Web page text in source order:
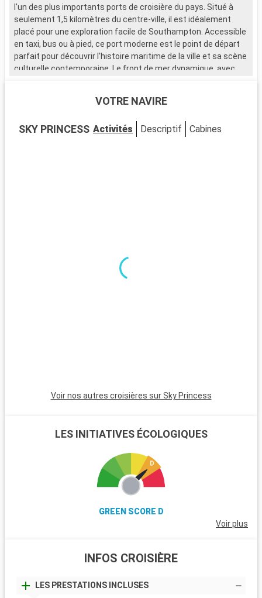
l'un des plus importants ports de croisière du pays. Situé à
seulement 1,5 kilomètres du centre-ville, il est idéalement
placé pour une exploration facile de Southampton. Accessible
en taxi, bus ou à pied, ce port moderne est le point de départ
parfait pour découvrir l'histoire maritime de la ville et sa scène
culturelle contemporaine. Le front de mer dynamique, avec
Southampton, ville portuaire chargée d'histoire, est riche en
Les environs de Southampton proposent de nombreuses
excursions. Le parc national de New Forest, proche de la ville,
VOTRE NAVIRE
SKY PRINCESS Activités Descriptif Cabines
Voir nos autres croisières sur Sky Princess
LES INITIATIVES ÉCOLOGIQUES
GREEN SCORE D
Voir plus
INFOS CROISIÈRE
LES PRESTATIONS INCLUSES